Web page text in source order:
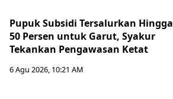
Pupuk Subsidi Tersalurkan Hingga
50 Persen untuk Garut, Syakur
Tekankan Pengawasan Ketat
6 Agu 2026, 10:21 AM